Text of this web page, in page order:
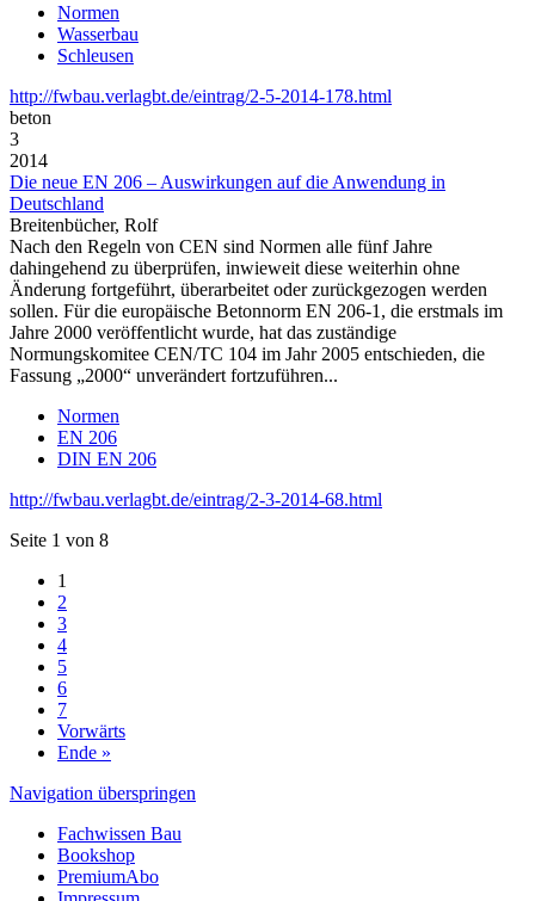
Normen
Wasserbau
Schleusen
http://fwbau.verlagbt.de/eintrag/2-5-2014-178.html
beton
3
2014
Die neue EN 206 – Auswirkungen auf die Anwendung in
Deutschland
Breitenbücher, Rolf
Nach den Regeln von CEN sind Normen alle fünf Jahre
dahingehend zu überprüfen, inwieweit diese weiterhin ohne
Änderung fortgeführt, überarbeitet oder zurückgezogen werden
sollen. Für die europäische Betonnorm EN 206-1, die erstmals im
Jahre 2000 veröffentlicht wurde, hat das zuständige
Normungskomitee CEN/TC 104 im Jahr 2005 entschieden, die
Fassung „2000“ unverändert fortzuführen...
Normen
EN 206
DIN EN 206
http://fwbau.verlagbt.de/eintrag/2-3-2014-68.html
Seite 1 von 8
1
2
3
4
5
6
7
Vorwärts
Ende »
Navigation überspringen
Fachwissen Bau
Bookshop
PremiumAbo